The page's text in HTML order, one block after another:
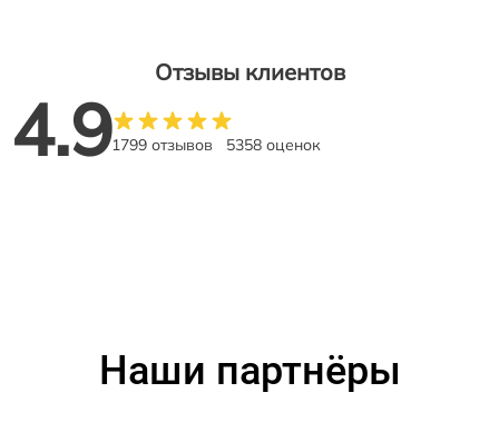
Отзывы клиентов
4.91799 отзывов 5358 оценок
Наши партнёры